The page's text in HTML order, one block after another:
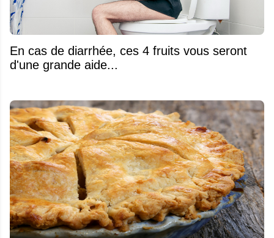
En cas de diarrhée, ces 4 fruits vous seront
d'une grande aide...